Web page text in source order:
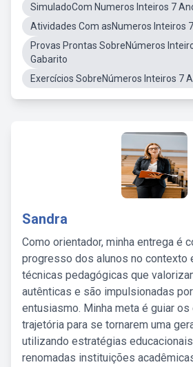
SimuladoCom Numeros Inteiros 7
Atividades Com asNumeros Inteiros
Provas Prontas SobreNúmeros
Gabarito
Exercícios SobreNúmeros Inteiros 7
Sandra
Como orientador, minha entrega é
progresso dos alunos no contexto
técnicas pedagógicas que
autênticas e são impulsionadas
entusiasmo. Minha meta é guiar
trajetória para se tornarem uma
utilizando estratégias
renomadas instituições